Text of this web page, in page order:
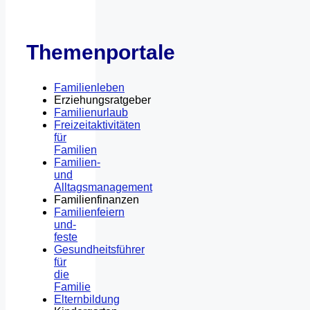
Themenportale
Familienleben
Erziehungsratgeber
Familienurlaub
Freizeitaktivitäten
für
Familien
Familien-
und
Alltagsmanagement
Familienfinanzen
Familienfeiern
und-
feste
Gesundheitsführer
für
die
Familie
Elternbildung